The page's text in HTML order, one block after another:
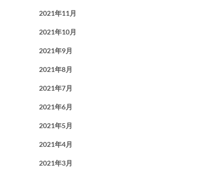
2021年11月
2021年10月
2021年9月
2021年8月
2021年7月
2021年6月
2021年5月
2021年4月
2021年3月